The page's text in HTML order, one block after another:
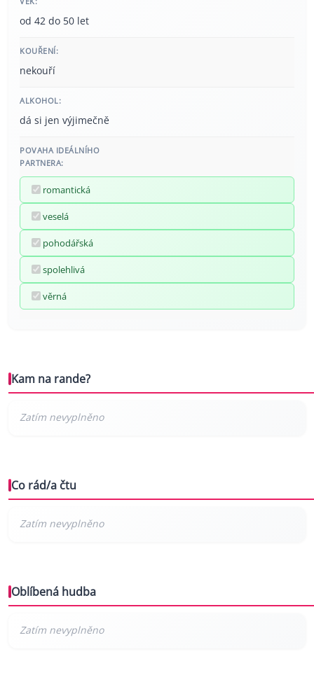
od 42 do 50 let
KOUŘENÍ:
nekouří
ALKOHOL:
dá si jen výjimečně
POVAHA IDEÁLNÍHO
PARTNERA:
romantická
veselá
pohodářská
spolehlivá
věrná
Kam na rande?
Co rád/a čtu
Oblíbená hudba